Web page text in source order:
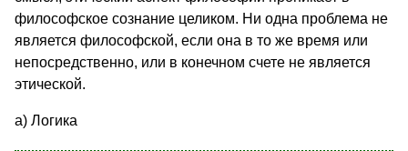
философское сознание целиком. Ни одна проблема не
является философской, если она в то же время или
непосредственно, или в конечном счете не является
этической.
а) Логика